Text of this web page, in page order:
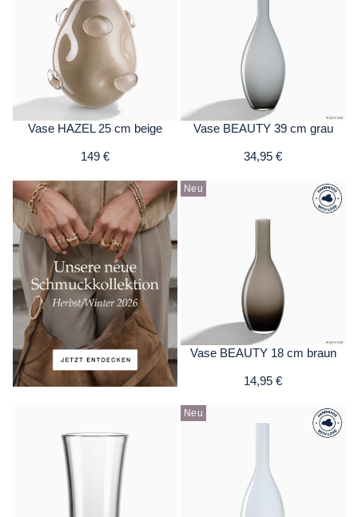
Vase HAZEL 25 cm beige
149 €
Vase BEAUTY 39 cm grau
34,95 €
Neu
Vase BEAUTY 18 cm braun
14,95 €
Neu